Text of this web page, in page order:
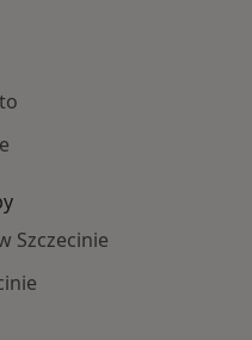
Szczecinie